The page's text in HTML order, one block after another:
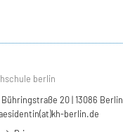
berlin
20 | 13086 Berlin
berlin.de